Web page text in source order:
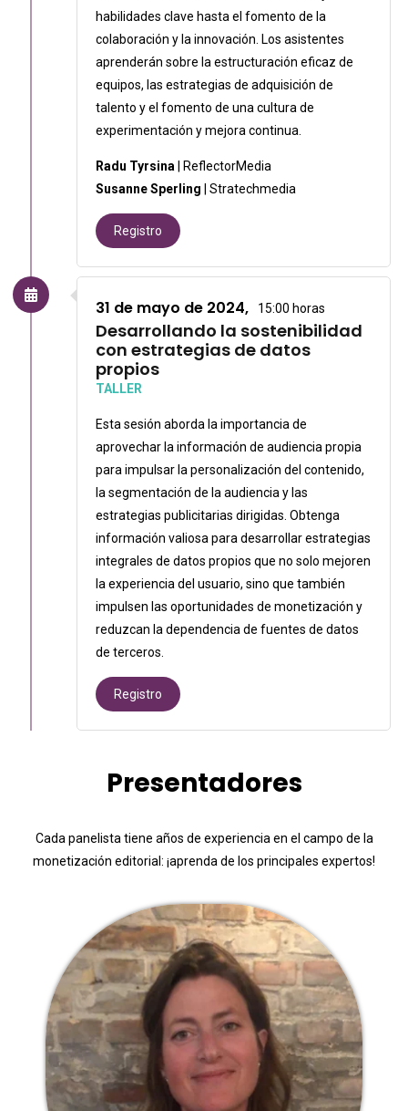
habilidades clave hasta el fomento de la
colaboración y la innovación. Los asistentes
aprenderán sobre la estructuración eficaz de
equipos, las estrategias de adquisición de
talento y el fomento de una cultura de
experimentación y mejora continua.
Radu Tyrsina
| ReflectorMedia
Susanne Sperling
| Stratechmedia
Registro
31 de mayo de 2024, 15:00 horas
Desarrollando la sostenibilidad
con estrategias de datos
propios
TALLER
Esta sesión aborda la importancia de
aprovechar la información de audiencia propia
para impulsar la personalización del contenido,
la segmentación de la audiencia y las
estrategias publicitarias dirigidas. Obtenga
información valiosa para desarrollar estrategias
integrales de datos propios que no solo mejoren
la experiencia del usuario, sino que también
impulsen las oportunidades de monetización y
reduzcan la dependencia de fuentes de datos
de terceros.
Registro
Presentadores
Cada panelista tiene años de experiencia en el campo de la
monetización editorial: ¡aprenda de los principales expertos!